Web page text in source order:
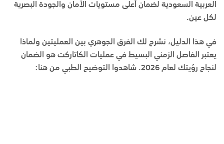
العربية السعودية لضمان أعلى مستويات الأمان والجودة البصرية
لكل عين.
في هذا الدليل، نشرح لك الفرق الجوهري بين العمليتين ولماذا
يعتبر الفاصل الزمني البسيط في عمليات الكاتاركت هو الضمان
لنجاح رؤيتك لعام 2026. شاهدوا التوضيح الطبي من هنا: